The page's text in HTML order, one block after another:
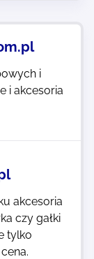
i
i akcesoria
akcesoria
czy gałki
tylko